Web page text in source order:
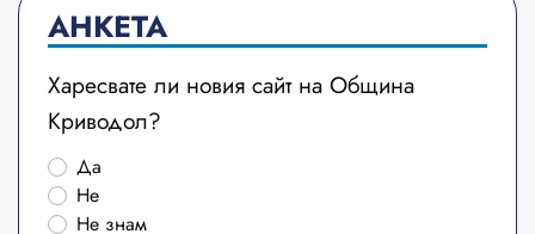
АНКЕТА
Харесвате ли новия сайт на Община
Криводол?
Да
Не
Не знам